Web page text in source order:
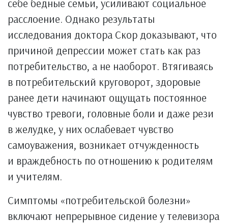
себе бедные семьи, усиливают социальное
расслоение. Однако результаты
исследования доктора Скор доказывают, что
причиной депрессии может стать как раз
потребительство, а не наоборот. Втягиваясь
в потребительский круговорот, здоровые
ранее дети начинают ощущать постоянное
чувство тревоги, головные боли и даже рези
в желудке, у них ослабевает чувство
самоуважения, возникает отчужденность
и враждебность по отношению к родителям
и учителям.
Симптомы «потребительской болезни»
включают непрерывное сидение у телевизора